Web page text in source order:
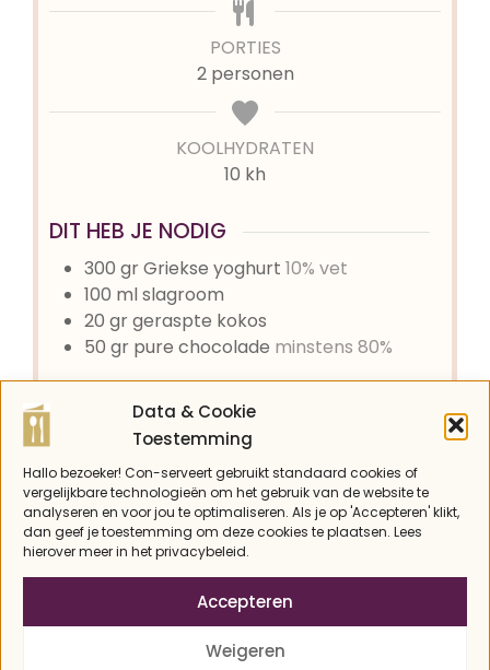
Data & Cookie
Toestemming
Hallo bezoeker! Con-serveert gebruikt standaard cookies of
vergelijkbare technologieën om het gebruik van de website te
analyseren en voor jou te optimaliseren. Als je op 'Accepteren' klikt,
dan geef je toestemming om deze cookies te plaatsen. Lees
hierover meer in het privacybeleid.
Accepteren
Weigeren
PORTIES
2 personen
KOOLHYDRATEN
10 kh
DIT HEB JE NODIG
300 grGriekse yoghurt 10% vet
100 mlslagroom
20 grgeraspte kokos
50 gr pure chocolade minstens 80%
ZO MAAK JE HET
Klop de slagroom stijf. Smelt de
Meng de yoghurt met de slagroom en de
kokos. Schep het voorzichtig door, zodat
het luchtig blijft.
Maak laagjes in twee glazen, om en om
yoghurt-mengsel en gesmolten chocola,
eindig met chocola. Door de koude
yoghurt zal de chocolade weer min of